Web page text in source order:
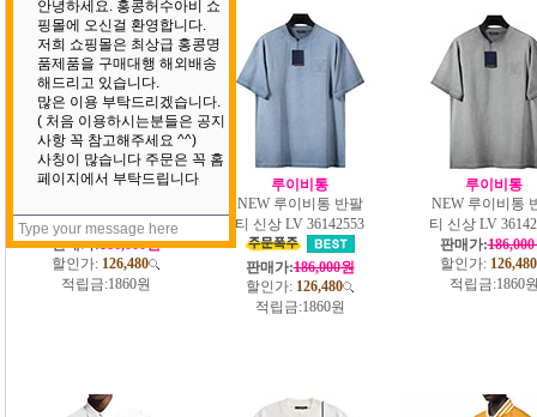
루이비통
티 신상 LV 36142554
판매가:186,000원
할인가: 126,480
적립금:1860원
루이비통
NEW 루이비통 반팔
티 신상 LV 36142553
판매가:186,000원
할인가: 126,480
적립금:1860원
루이비통
NEW 루이비통
티 신상 LV
판매가:
할인가: 126,480
적립금:1860